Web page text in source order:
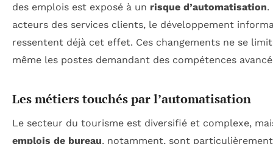
des emplois est exposé à un risque d’automatisation.
acteurs des services clients, le développement
ressentent déjà cet effet. Ces changements ne se
même les postes demandant des compétences
Les métiers touchés par l’automatisation
Le secteur du tourisme est diversifié et complexe,
emplois de bureau, notamment, sont